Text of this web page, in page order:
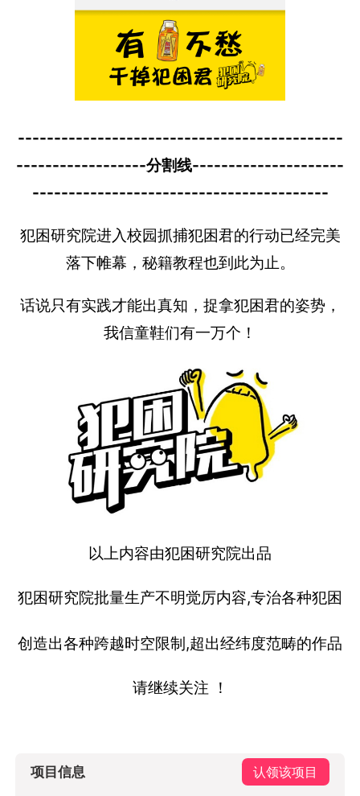
---------------------------------------------
------------------分割线---------------------
-----------------------------------------
犯困研究院进入校园抓捕犯困君的行动已经完美
落下帷幕，秘籍教程也到此为止。
话说只有实践才能出真知，捉拿犯困君的姿势，
我信童鞋们有一万个！
以上内容由犯困研究院出品
犯困研究院批量生产不明觉厉内容,专治各种犯困
创造出各种跨越时空限制,超出经纬度范畴的作品
请继续关注 ！
项目信息 认领该项目